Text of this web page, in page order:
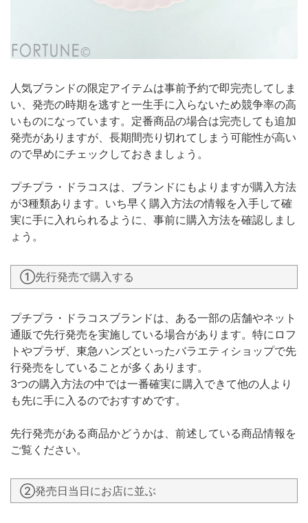
人気ブランドの限定アイテムは事前予約で即完売してしま
い、発売の時期を逃すと一生手に入らないため競争率の高
いものになっています。定番商品の場合は完売しても追加
発売がありますが、長期間売り切れてしまう可能性が高い
ので早めにチェックしておきましょう。
プチプラ・ドラコスは、ブランドにもよりますが購入方法
が3種類あります。いち早く購入方法の情報を入手して確
実に手に入れられるように、事前に購入方法を確認しまし
ょう。
①先行発売で購入する
プチプラ・ドラコスブランドは、ある一部の店舗やネット
通販で先行発売を実施している場合があります。特にロフ
トやプラザ、東急ハンズといったバラエティショップで先
行発売をしていることが多くあります。
3つの購入方法の中では一番確実に購入できて他の人より
も先に手に入るのでおすすめです。
先行発売がある商品かどうかは、前述している商品情報を
ご覧ください。
②発売日当日にお店に並ぶ